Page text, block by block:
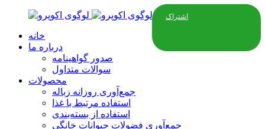
خانه
درباره ما
صدور گواهینامه
سوالات متداول
محصولات
جمع‌آوری روزانه زباله
استفاده مرتبط با غذا
استفاده از بسته‌بندی
جمع‌آوری فضولات حیوانات خانگی
اشتراک